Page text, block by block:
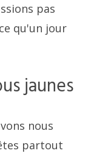
pas
qu'un jour
jaunes
nous
partout